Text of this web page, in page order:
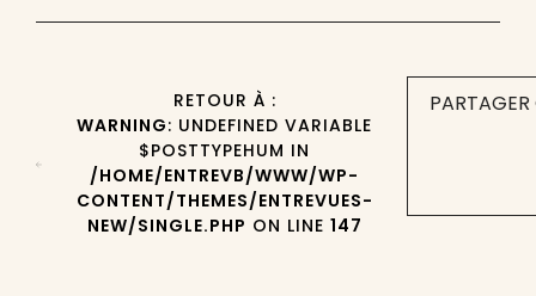
RETOUR À :
WARNING: UNDEFINED VARIABLE
$POSTTYPEHUM IN
/HOME/ENTREVB/WWW/WP-
CONTENT/THEMES/ENTREVUES-
NEW/SINGLE.PHP ON LINE 147